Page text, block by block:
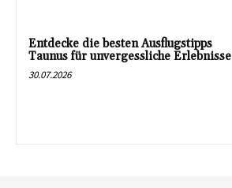
Entdecke die besten Ausflugstipps
Taunus für unvergessliche Erlebnisse
30.07.2026